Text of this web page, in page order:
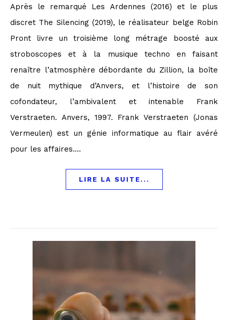
Après le remarqué Les Ardennes (2016) et le plus
discret The Silencing (2019), le réalisateur belge Robin
Pront livre un troisième long métrage boosté aux
stroboscopes et à la musique techno en faisant
renaître l’atmosphère débordante du Zillion, la boîte
de nuit mythique d’Anvers, et l’histoire de son
cofondateur, l’ambivalent et intenable Frank
Verstraeten. Anvers, 1997. Frank Verstraeten (Jonas
Vermeulen) est un génie informatique au flair avéré
pour les affaires.…
LIRE LA SUITE...